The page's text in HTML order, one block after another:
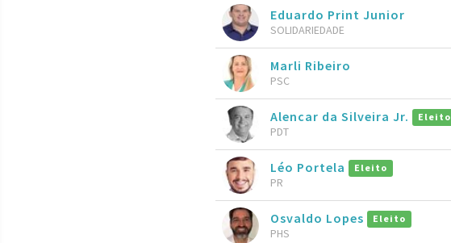
Eduardo Print Junior
SOLIDARIEDADE
Marli Ribeiro
PSC
Alencar da Silveira Jr. Eleito
PDT
Léo Portela Eleito
PR
Osvaldo Lopes Eleito
PHS